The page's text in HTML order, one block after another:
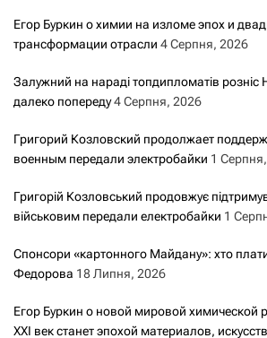
Егор Буркин о химии на изломе эпох и
трансформации отрасли 4 Серпня, 2026
Залужний на нараді топдипломатів
далеко попереду4 Серпня, 2026
Григорий Козловский продолжает
военным передали электробайки 1
Григорій Козловський продовжує
військовим передали електробайки 1
Спонсори «картонного Майдану»: хто
Федорова 18 Липня, 2026
Егор Буркин о новой мировой химической
XXI век станет эпохой материалов,